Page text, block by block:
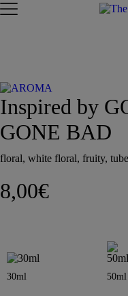
ΑΦΡΟΛΟΥΤΡΑ
ΚΡΕΜΕΣ
BODY BUTTER
BODY MIST
AFTER SHAVE
HAIR OILS
ΑΡΩΜΑΤΙΚΑ
SETS
Inspired by
GONE BAD
floral, white floral, fruity,
8,00€